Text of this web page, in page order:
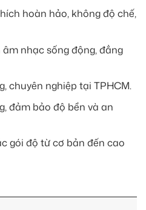
hoàn hảo, không độ chế,
nhạc sống động, đẳng
chuyên nghiệp tại TPHCM.
đảm bảo độ bền và an
gói độ từ cơ bản đến cao